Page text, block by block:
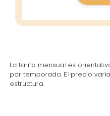
La tarifa mensual es
por temporada. El precio
estructura.